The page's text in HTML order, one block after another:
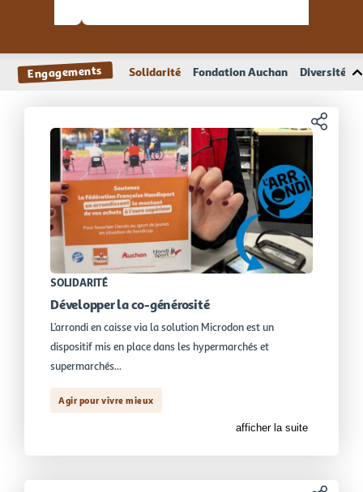
Engagements Solidarité Fondation Auchan Diversité et
Partager
SOLIDARITÉ
Développer la co-générosité
L’arrondi en caisse via la solution Microdon est un
dispositif mis en place dans les hypermarchés et
supermarchés...
Agir pour vivre mieux
afficher la suite